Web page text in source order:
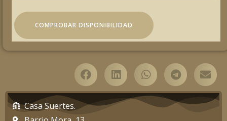
Casa Suertes.